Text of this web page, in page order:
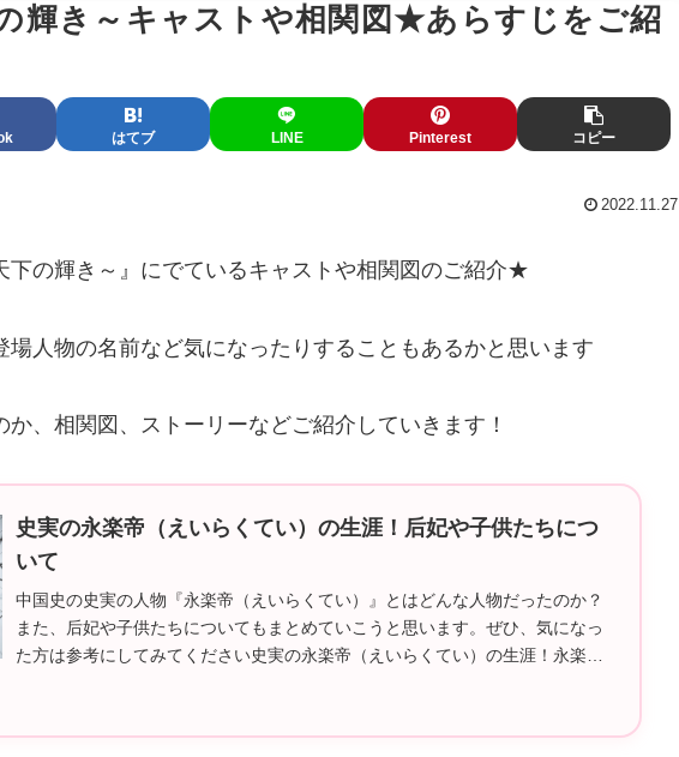
輝き～キャストや相関図★あらすじをご紹
はてブ LINE Pinterest コピー
2022.11.27
下の輝き～』にでているキャストや相関図のご紹介★
場人物の名前など気になったりすることもあるかと思います
、相関図、ストーリーなどご紹介していきます！
史実の永楽帝（えいらくてい）の生涯！后妃や子供たちにつ
いて
中国史の史実の人物『永楽帝（えいらくてい）』とはどんな人物だったのか？
また、后妃や子供たちについてもまとめていこうと思います。ぜひ、気になっ
た方は参考にしてみてください史実の永楽帝（えいらくてい）の生涯！永楽帝